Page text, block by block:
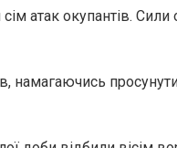
атак окупантів.
намагаючись